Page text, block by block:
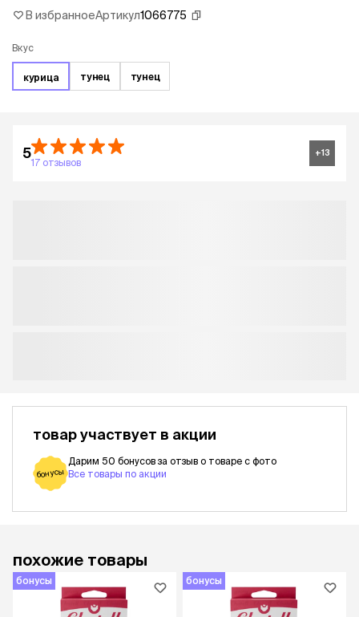
В избранноеАртикул1066775
Вкус
курица тунец тунец
5
17 отзывов
+13
товар участвует в акции
бонусы
Дарим 50 бонусов за отзыв о товаре с фото
Все товары по акции
похожие товары
бонусы бонусы